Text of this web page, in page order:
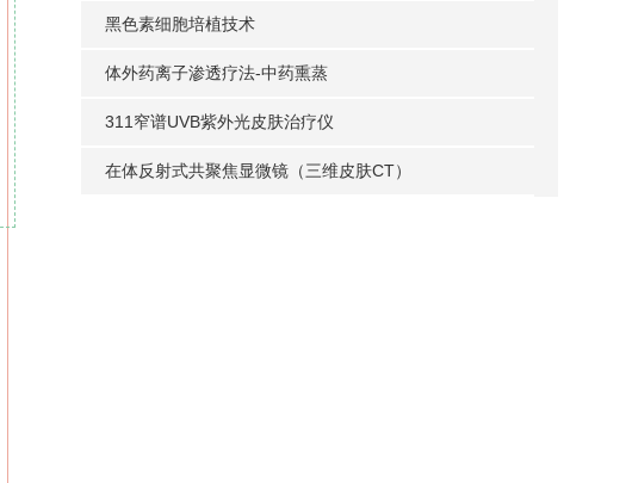
黑色素细胞培植技术
体外药离子渗透疗法-中药熏蒸
311窄谱UVB紫外光皮肤治疗仪
在体反射式共聚焦显微镜（三维皮肤CT）